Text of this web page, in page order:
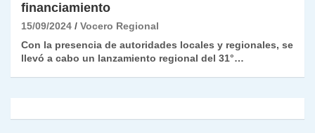
financiamiento
15/09/2024
Vocero Regional
Con la presencia de autoridades locales y regionales, se
llevó a cabo un lanzamiento regional del 31°…